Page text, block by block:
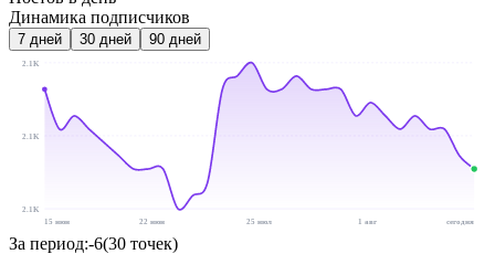
Динамика подписчиков
7 дней 30 дней 90 дней
2.1K
2.1K
2.1K
15 июн
22 июн 25 июл 1 авг сегодня
За период:-6(30 точек)